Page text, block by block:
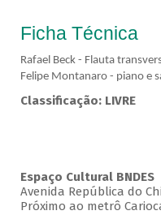
Ficha Técnica
Rafael Beck - Flauta
Felipe Montanaro - piano e
Classificação: LIVRE
Espaço Cultural BNDES
Avenida República do
Próximo ao metrô